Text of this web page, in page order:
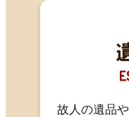
故人の遺品